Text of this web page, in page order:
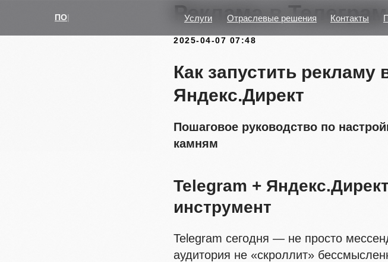
УВЕЛИЧИМ ПРОДАЖИ Услуги Отраслевые решения Контакты
Реклама в
2025-04-07 07:48
Как запустить рекламу
Яндекс.Директ
Пошаговое руководство по
камням
Telegram +
инструмент
Telegram сегодня — не просто
аудитория не «скроллит»